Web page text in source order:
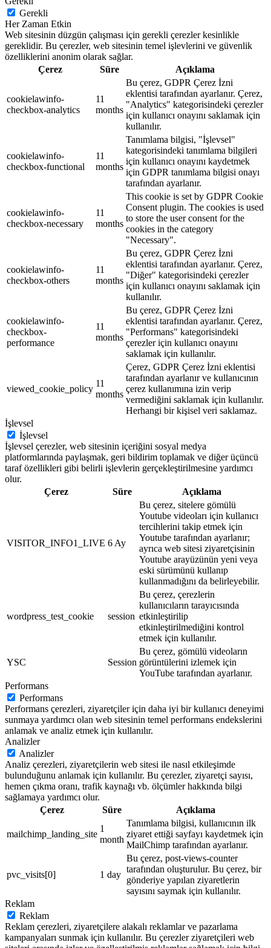
Gerekli
Her Zaman Etkin
Web sitesinin düzgün çalışması için gerekli çerezler kesinlikle
gereklidir. Bu çerezler, web sitesinin temel işlevlerini ve güvenlik
özelliklerini anonim olarak sağlar.
Çerez
Süre Açıklama
cookielawinfo-
checkbox-analytics
11
months
Bu çerez, GDPR Çerez İzni
eklentisi tarafından ayarlanır. Çerez,
"Analytics" kategorisindeki çerezler
için kullanıcı onayını saklamak için
kullanılır.
cookielawinfo-
checkbox-functional
11
months
Tanımlama bilgisi, "İşlevsel"
kategorisindeki tanımlama bilgileri
için kullanıcı onayını kaydetmek
için GDPR tanımlama bilgisi onayı
tarafından ayarlanır.
cookielawinfo-
checkbox-necessary
11
months
This cookie is set by GDPR Cookie
Consent plugin. The cookies is used
to store the user consent for the
cookies in the category
"Necessary".
cookielawinfo-
checkbox-others
11
months
Bu çerez, GDPR Çerez İzni
eklentisi tarafından ayarlanır. Çerez,
"Diğer" kategorisindeki çerezler
için kullanıcı onayını saklamak için
kullanılır.
cookielawinfo-
checkbox-
performance
11
months
Bu çerez, GDPR Çerez İzni
eklentisi tarafından ayarlanır. Çerez,
"Performans" kategorisindeki
çerezler için kullanıcı onayını
saklamak için kullanılır.
viewed_cookie_policy
11
months
Çerez, GDPR Çerez İzni eklentisi
tarafından ayarlanır ve kullanıcının
çerez kullanımına izin verip
vermediğini saklamak için kullanılır.
Herhangi bir kişisel veri saklamaz.
İşlevsel
İşlevsel
İşlevsel çerezler, web sitesinin içeriğini sosyal medya
platformlarında paylaşmak, geri bildirim toplamak ve diğer üçüncü
taraf özellikleri gibi belirli işlevlerin gerçekleştirilmesine yardımcı
olur.
Çerez
Süre Açıklama
VISITOR_INFO1_LIVE 6 Ay
Bu çerez, sitelere gömülü
Youtube videoları için kullanıcı
tercihlerini takip etmek için
Youtube tarafından ayarlanır;
ayrıca web sitesi ziyaretçisinin
Youtube arayüzünün yeni veya
eski sürümünü kullanıp
kullanmadığını da belirleyebilir.
wordpress_test_cookie session
Bu çerez, çerezlerin
kullanıcıların tarayıcısında
etkinleştirilip
etkinleştirilmediğini kontrol
etmek için kullanılır.
YSC Session
Bu çerez, gömülü videoların
görüntülerini izlemek için
YouTube tarafından ayarlanır.
Performans
Performans
Performans çerezleri, ziyaretçiler için daha iyi bir kullanıcı deneyimi
sunmaya yardımcı olan web sitesinin temel performans endekslerini
anlamak ve analiz etmek için kullanılır.
Analizler
Analizler
Analiz çerezleri, ziyaretçilerin web sitesi ile nasıl etkileşimde
bulunduğunu anlamak için kullanılır. Bu çerezler, ziyaretçi sayısı,
hemen çıkma oranı, trafik kaynağı vb. ölçümler hakkında bilgi
sağlamaya yardımcı olur.
Çerez
Süre Açıklama
mailchimp_landing_site
1
month
Tanımlama bilgisi, kullanıcının ilk
ziyaret ettiği sayfayı kaydetmek için
MailChimp tarafından ayarlanır.
pvc_visits[0] 1 day
Bu çerez, post-views-counter
tarafından oluşturulur. Bu çerez, bir
gönderiye yapılan ziyaretlerin
sayısını saymak için kullanılır.
Reklam
Reklam
Reklam çerezleri, ziyaretçilere alakalı reklamlar ve pazarlama
kampanyaları sunmak için kullanılır. Bu çerezler ziyaretçileri web